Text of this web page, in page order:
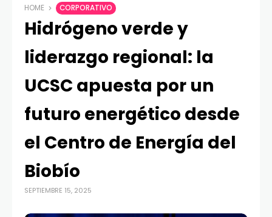
HOME CORPORATIVO
Hidrógeno verde y
liderazgo regional: la
UCSC apuesta por un
futuro energético desde
el Centro de Energía del
Biobío
SEPTIEMBRE 15, 2025